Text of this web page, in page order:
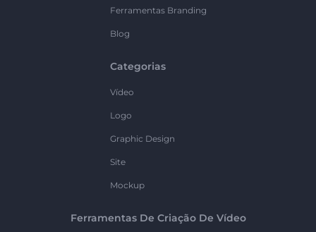
Ferramentas Branding
Blog
Categorias
Vídeo
Logo
Graphic Design
Site
Mockup
Ferramentas De Criação De Vídeo